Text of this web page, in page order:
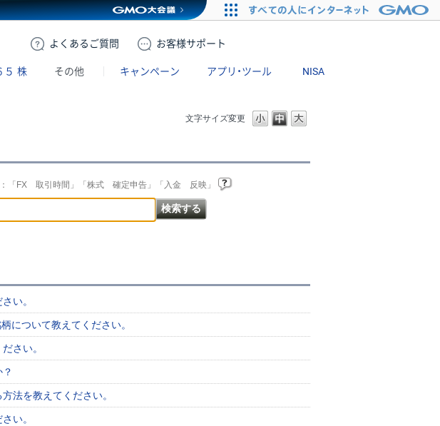
よくある ご質問 お客様サポート
５ 株 その他 キャンペーン アプリ・ツール NISA
文字サイズ変更
「FX 取引時間」「株式 確定申告」「入金 反映」
い。
について教えてください。
さい。
法を教えてください。
い。